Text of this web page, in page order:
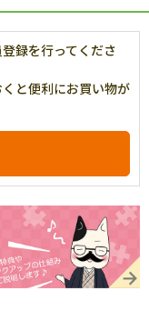
録を行ってくださ
と便利にお買い物が